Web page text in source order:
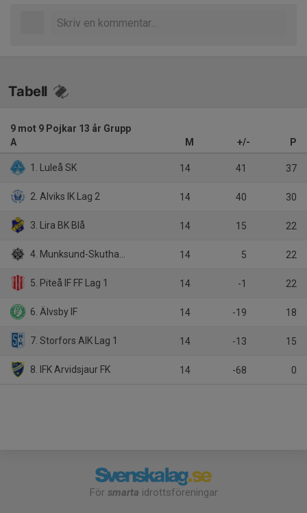
Tabell
9 mot 9 Pojkar 13 år Grupp
A
M +/- P
1. Luleå SK 14 41 37
2. Alviks IK Lag 2 14 40 30
3. Lira BK Blå 14 15 22
4. Munksund-Skuthamns SK 14 5 22
5. Piteå IF FF Lag 1 14 -1 22
6. Älvsby IF 14 -19 18
7. Storfors AIK Lag 1 14 -13 15
8. IFK Arvidsjaur FK 14 -68 0
För smarta idrottsföreningar